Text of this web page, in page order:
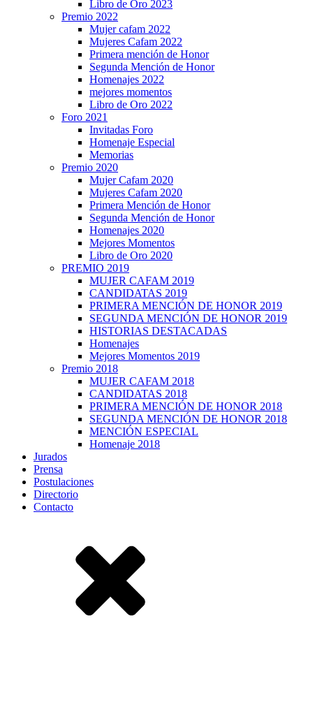
Libro de Oro 2023
Premio 2022
Mujer cafam 2022
Mujeres Cafam 2022
Primera mención de Honor
Segunda Mención de Honor
Homenajes 2022
mejores momentos
Libro de Oro 2022
Foro 2021
Invitadas Foro
Homenaje Especial
Memorias
Premio 2020
Mujer Cafam 2020
Mujeres Cafam 2020
Primera Mención de Honor
Segunda Mención de Honor
Homenajes 2020
Mejores Momentos
Libro de Oro 2020
PREMIO 2019
MUJER CAFAM 2019
CANDIDATAS 2019
PRIMERA MENCIÓN DE HONOR 2019
SEGUNDA MENCIÓN DE HONOR 2019
HISTORIAS DESTACADAS
Homenajes
Mejores Momentos 2019
Premio 2018
MUJER CAFAM 2018
CANDIDATAS 2018
PRIMERA MENCIÓN DE HONOR 2018
SEGUNDA MENCIÓN DE HONOR 2018
MENCIÓN ESPECIAL
Homenaje 2018
Jurados
Prensa
Postulaciones
Directorio
Contacto